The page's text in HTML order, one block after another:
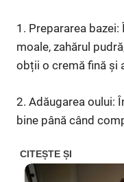
1. Prepararea bazei:
moale, zahărul
obții o cremă fină și
2. Adăugarea oului:
bine până când